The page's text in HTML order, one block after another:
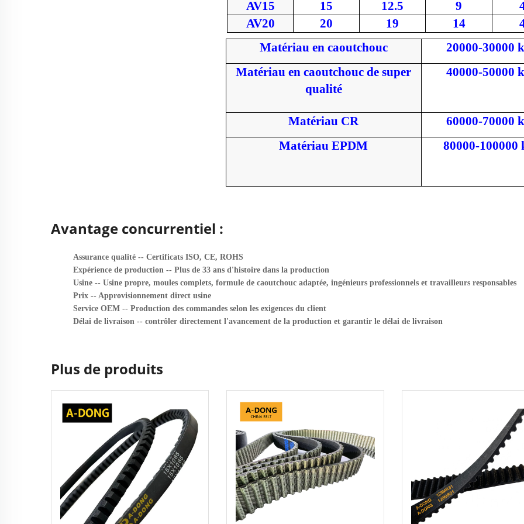
AV15
15 12.5 9
AV20
20 19 14
Matériau en caoutchouc
20000-30000
Matériau en caoutchouc de super
qualité
40000-50000
Matériau CR
60000-70000
Matériau EPDM
80000-100000
Avantage concurrentiel :
Assurance qualité -- Certificats ISO, CE, ROHS
Expérience de production -- Plus de 33 ans d'histoire dans la production
Usine -- Usine propre, moules complets, formule de caoutchouc adaptée, ingénieurs professionnels et travailleurs responsables
Prix -- Approvisionnement direct usine
Service OEM -- Production des commandes selon les exigences du client
Délai de livraison -- contrôler directement l'avancement de la production et garantir le délai de livraison
Plus de produits